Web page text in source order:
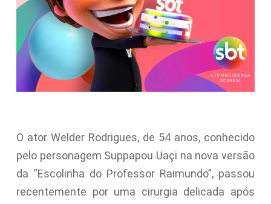
O ator Welder Rodrigues, de 54 anos, conhecido
pelo personagem Suppapou Uaçi na nova versão
da “Escolinha do Professor Raimundo”, passou
recentemente por uma cirurgia delicada após